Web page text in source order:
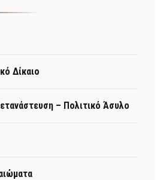
Δίκαιο
– Πολιτικό Άσυλο